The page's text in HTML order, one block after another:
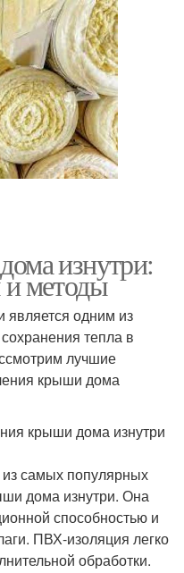
изнутри:
методы
является одним из
тепла в
лучшие
крыши дома
крыши дома изнутри
самых популярных
дома изнутри. Она
способностью и
ПВХ-изоляция легко
обработки.